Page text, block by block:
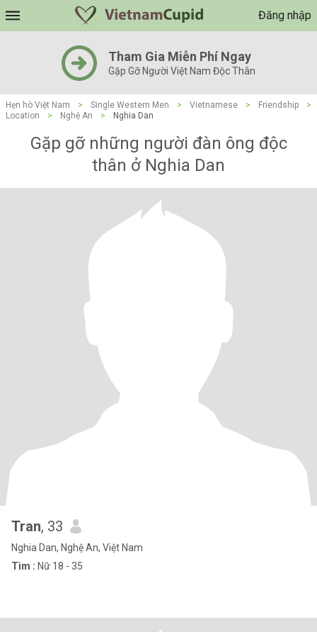
Đăng nhập
Tham Gia Miễn Phí Ngay
Gặp Gỡ Người Việt Nam Độc Thân
Hẹn hò Việt Nam > Single Western Men > Vietnamese > Friendship
>
Location
> Nghệ An > Nghia Dan
Gặp gỡ những người đàn ông độc
thân ở Nghia Dan
Tran, 33
Nghia Dan, Nghệ An, Việt Nam
Tìm : Nữ 18 - 35